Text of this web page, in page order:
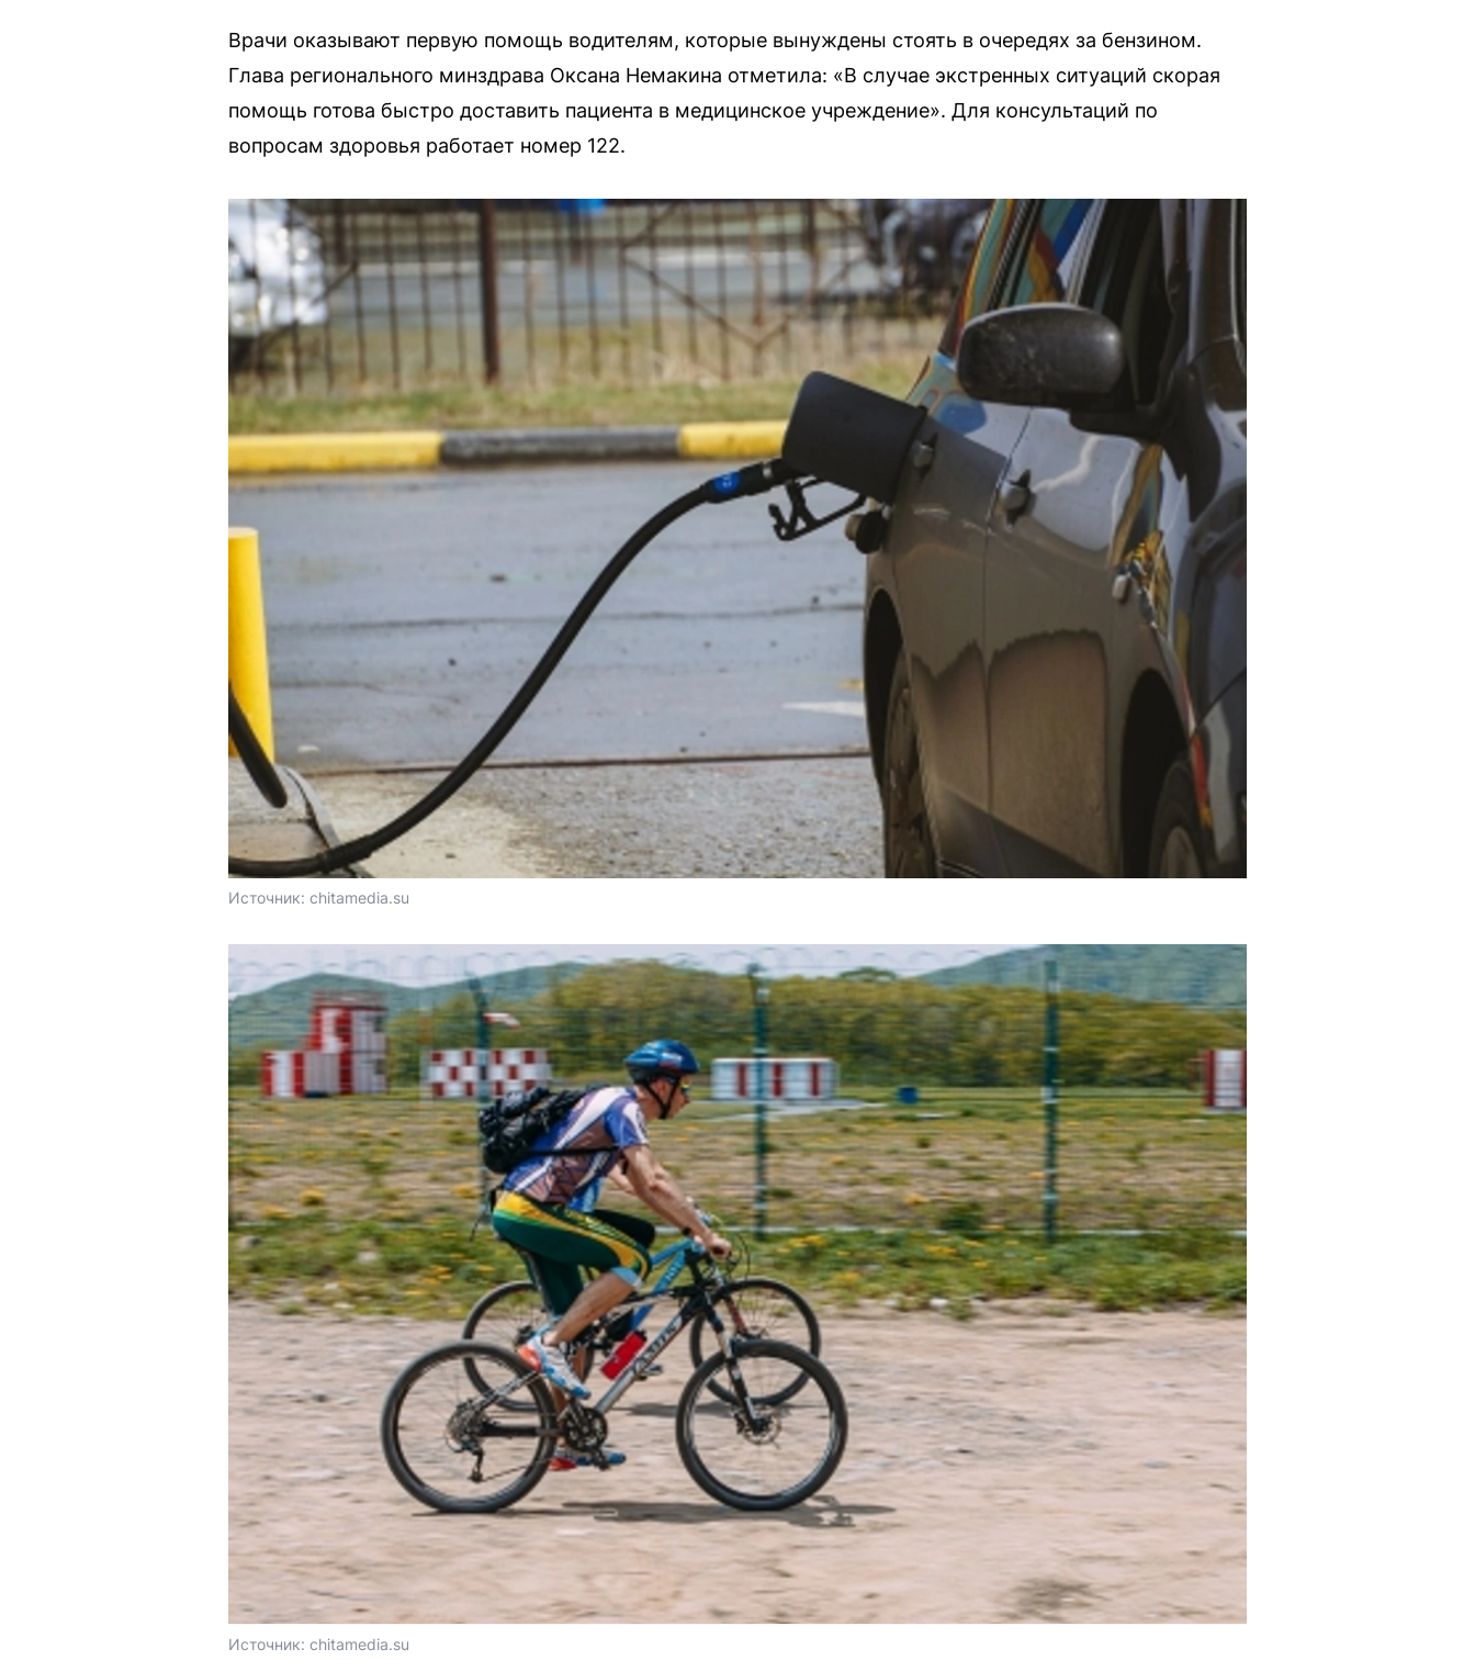
Врачи оказывают первую помощь водителям, которые вынуждены стоять в очередях за бензином.
Глава регионального минздрава Оксана Немакина отметила: «В случае экстренных ситуаций скорая
помощь готова быстро доставить пациента в медицинское учреждение». Для консультаций по
вопросам здоровья работает номер 122.
Источник: chitamedia.su
Источник: chitamedia.su